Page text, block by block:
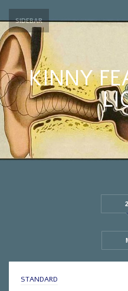
SIDEBAR
KINNY
STANDARD